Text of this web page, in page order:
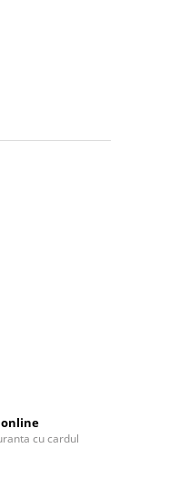
cu cardul